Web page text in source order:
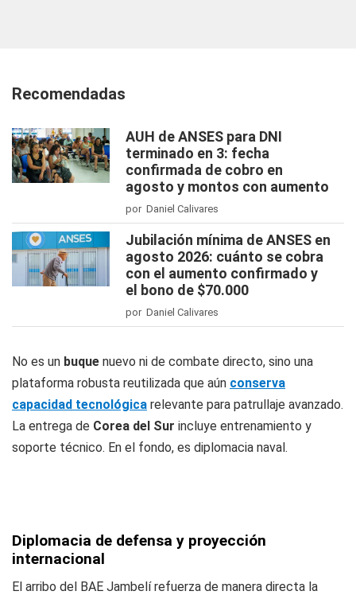
Recomendadas
AUH de ANSES para DNI
terminado en 3: fecha
confirmada de cobro en
agosto y montos con aumento
por Daniel Calivares
Jubilación mínima de ANSES en
agosto 2026: cuánto se cobra
con el aumento confirmado y
el bono de $70.000
por Daniel Calivares
No es un buque nuevo ni de combate directo, sino una
plataforma robusta reutilizada que aún conserva
capacidad tecnológica relevante para patrullaje avanzado.
La entrega de Corea del Sur incluye entrenamiento y
soporte técnico. En el fondo, es diplomacia naval.
Diplomacia de defensa y proyección
internacional
El arribo del BAE Jambelí refuerza de manera directa la